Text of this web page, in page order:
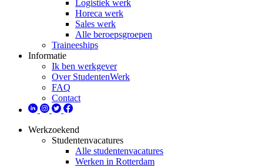
Logistiek werk
Horeca werk
Sales werk
Alle beroepsgroepen
Traineeships
Informatie
Ik ben werkgever
Over StudentenWerk
FAQ
Contact
Werkzoekend
Studentenvacatures
Alle studentenvacatures
Werken in Rotterdam